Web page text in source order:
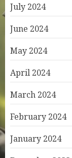
July 2024
June 2024
May 2024
April 2024
March 2024
February 2024
January 2024